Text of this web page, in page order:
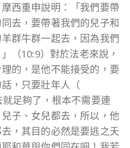
西重申說明：「我們要帶
去，要帶著我們的兒子和
群牛群一起去，因為我們
（10:9）對於法老來說，
的，是他不能接受的，要
，只要壯年人（
就足夠了，根本不需要連
子、女兒都去，所以，他
，其目的必然是要逃之夭